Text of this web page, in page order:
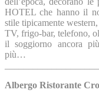
HOTEL che hanno il
stile tipicamente
TV, frigo-bar, telefono,
il soggiorno ancora
più…
Albergo Ristorante